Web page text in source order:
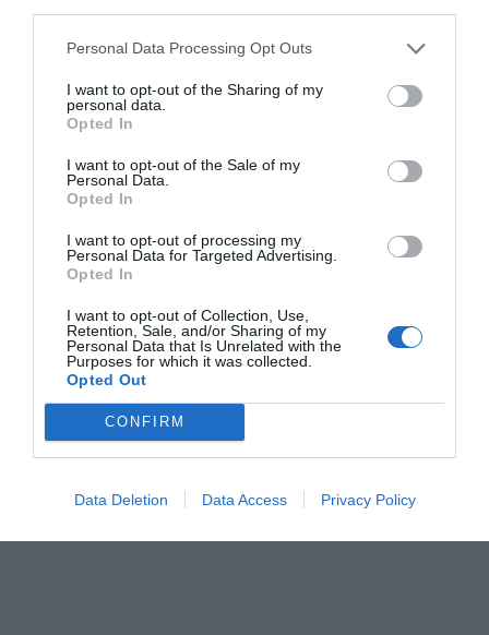
Personal Data Processing Opt Outs
I want to opt-out of the Sharing of my
personal data.
Opted In
I want to opt-out of the Sale of my
Personal Data.
Opted In
I want to opt-out of processing my
Personal Data for Targeted Advertising.
Opted In
I want to opt-out of Collection, Use,
Retention, Sale, and/or Sharing of my
Personal Data that Is Unrelated with the
Purposes for which it was collected.
Opted Out
CONFIRM
Data Deletion Data Access Privacy Policy
RELACIONADES
Igualada Mentoring
prepara la 4a edició
per enfortir el teixit
empresarial de la
ciutat
El VII Fòrum
Empresarial de
l’Anoia reivindica la
indústria com un
dels principals
El grup
d’Igualada